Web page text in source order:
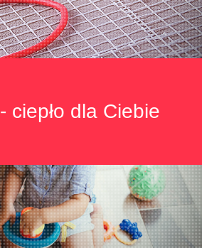
- ciepło dla Ciebie